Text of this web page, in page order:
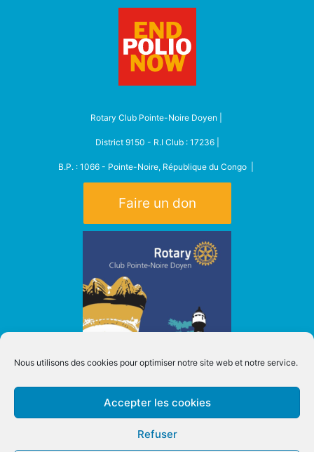
Nous utilisons des cookies pour optimiser notre site web et notre service.
Accepter les cookies
Refuser
Rotary Club Pointe-Noire Doyen |
District 9150 - R.I Club : 17236 |
B.P. : 1066 - Pointe-Noire, République du Congo |
Faire un don